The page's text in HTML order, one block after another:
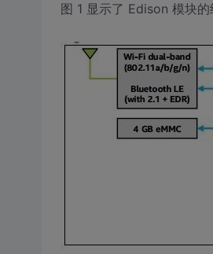
图 1 显示了 Edison 模块的